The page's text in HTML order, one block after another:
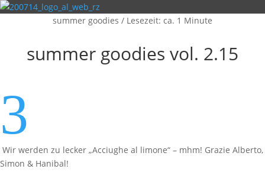
summer goodies / Lesezeit: ca. 1 Minute
summer goodies vol. 2.15
3
Wir werden zu lecker „Acciughe al limone“ – mhm! Grazie Alberto,
Simon & Hanibal!